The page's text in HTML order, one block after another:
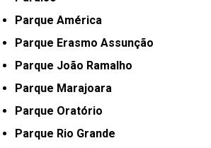
Parque América
Parque Erasmo Assunção
Parque João Ramalho
Parque Marajoara
Parque Oratório
Parque Rio Grande